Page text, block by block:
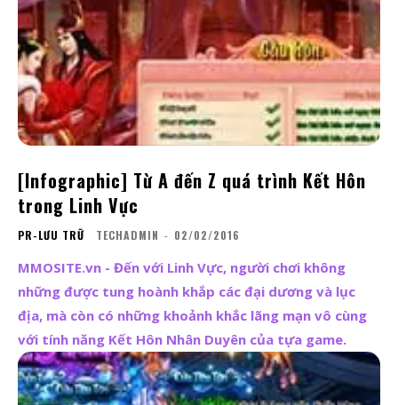
[Infographic] Từ A đến Z quá trình Kết Hôn
trong Linh Vực
PR-LƯU TRỮ TECHADMIN - 02/02/2016
MMOSITE.vn - Đến với Linh Vực, người chơi không
những được tung hoành khắp các đại dương và lục
địa, mà còn có những khoảnh khắc lãng mạn vô cùng
với tính năng Kết Hôn Nhân Duyên của tựa game.